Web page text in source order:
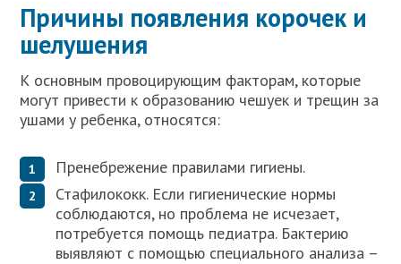
Причины появления корочек и
шелушения
К основным провоцирующим факторам, которые
могут привести к образованию чешуек и трещин за
ушами у ребенка, относятся:
Пренебрежение правилами гигиены.
Стафилококк. Если гигиенические нормы
соблюдаются, но проблема не исчезает,
потребуется помощь педиатра. Бактерию
выявляют с помощью специального анализа –